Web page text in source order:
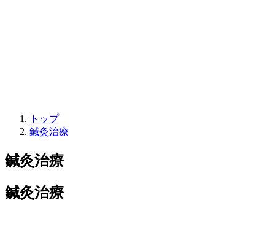
トップ
鍼灸治療
鍼灸治療
鍼灸治療